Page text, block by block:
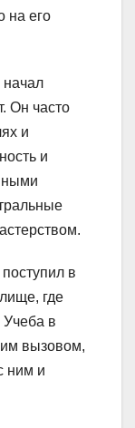
на его
Он часто
и
и
в
где
Учеба в
вызовом,
ним и